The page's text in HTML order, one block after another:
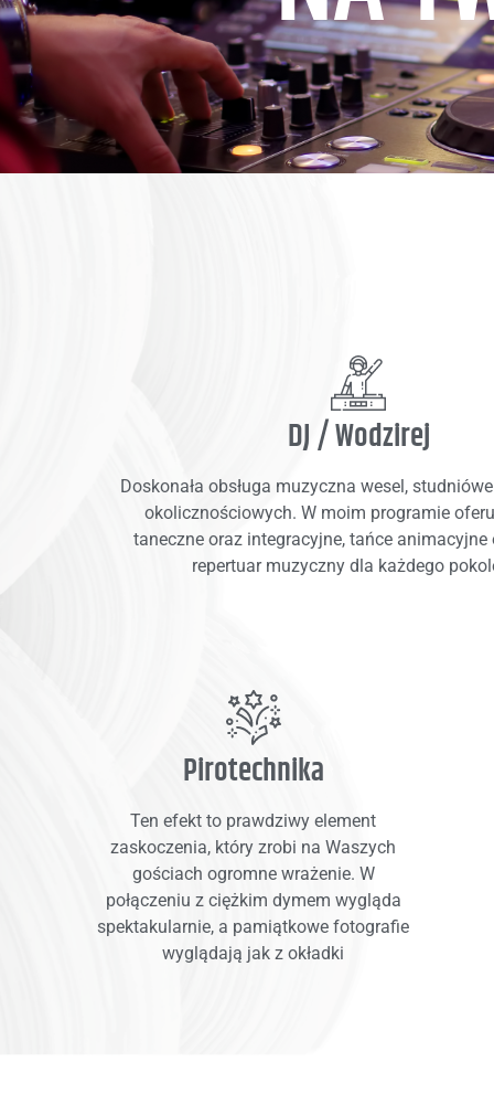
DJ / Wodzirej
Doskonała obsługa muzyczna wesel,
okolicznościowych. W moim programie
taneczne oraz integracyjne, tańce animacyjne
repertuar muzyczny dla każdego
Pirotechnika
Ten efekt to prawdziwy element
zaskoczenia, który zrobi na Waszych
gościach ogromne wrażenie. W
połączeniu z ciężkim dymem wygląda
spektakularnie, a pamiątkowe fotografie
wyglądają jak z okładki